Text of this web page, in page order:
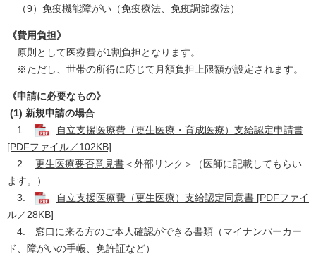
（9）免疫機能障がい（免疫療法、免疫調節療法）
《費用負担》
原則として医療費が1割負担となります。
※ただし、世帯の所得に応じて月額負担上限額が設定されます。
《申請に必要なもの》
(1) 新規申請の場合
1.
自立支援医療費（更生医療・育成医療）支給認定申請書
[PDFファイル／102KB]
2. 更生医療要否意見書＜外部リンク＞
（医師に記載してもらい
ます。）
3.
自立支援医療費（更生医療）支給認定同意書 [PDFファイ
ル／28KB]
4. 窓口に来る方のご本人確認ができる書類（マイナンバーカー
ド、障がいの手帳、免許証など）